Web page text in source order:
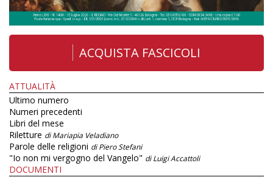
ACQUISTA FASCICOLI
ATTUALITÀ
Ultimo numero
Numeri precedenti
Libri del mese
Riletture di Mariapia Veladiano
Parole delle religioni di Piero Stefani
"Io non mi vergogno del Vangelo" di Luigi Accattoli
DOCUMENTI